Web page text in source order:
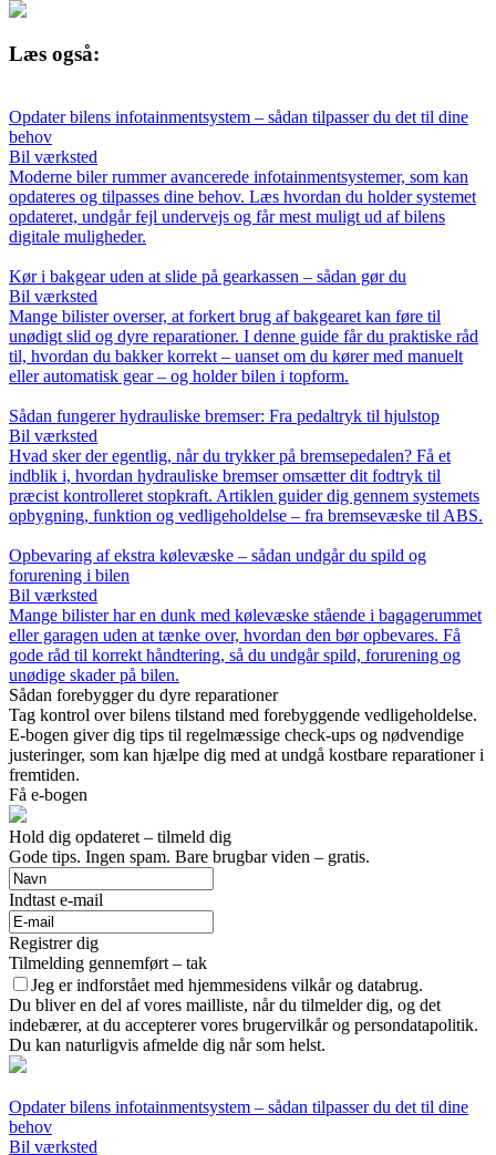
Læs også:
Opdater bilens infotainmentsystem – sådan tilpasser du det til dine
behov
Bil værksted
Moderne biler rummer avancerede infotainmentsystemer, som kan
opdateres og tilpasses dine behov. Læs hvordan du holder systemet
opdateret, undgår fejl undervejs og får mest muligt ud af bilens
digitale muligheder.
Kør i bakgear uden at slide på gearkassen – sådan gør du
Bil værksted
Mange bilister overser, at forkert brug af bakgearet kan føre til
unødigt slid og dyre reparationer. I denne guide får du praktiske råd
til, hvordan du bakker korrekt – uanset om du kører med manuelt
eller automatisk gear – og holder bilen i topform.
Sådan fungerer hydrauliske bremser: Fra pedaltryk til hjulstop
Bil værksted
Hvad sker der egentlig, når du trykker på bremsepedalen? Få et
indblik i, hvordan hydrauliske bremser omsætter dit fodtryk til
præcist kontrolleret stopkraft. Artiklen guider dig gennem systemets
opbygning, funktion og vedligeholdelse – fra bremsevæske til ABS.
Opbevaring af ekstra kølevæske – sådan undgår du spild og
forurening i bilen
Bil værksted
Mange bilister har en dunk med kølevæske stående i bagagerummet
eller garagen uden at tænke over, hvordan den bør opbevares. Få
gode råd til korrekt håndtering, så du undgår spild, forurening og
unødige skader på bilen.
Sådan forebygger du dyre reparationer
Tag kontrol over bilens tilstand med forebyggende vedligeholdelse.
E-bogen giver dig tips til regelmæssige check-ups og nødvendige
justeringer, som kan hjælpe dig med at undgå kostbare reparationer i
fremtiden.
Få e-bogen
Hold dig opdateret – tilmeld dig
Gode tips. Ingen spam. Bare brugbar viden – gratis.
Indtast e-mail
Registrer dig
Tilmelding gennemført – tak
Jeg er indforstået med hjemmesidens vilkår og databrug.
Du bliver en del af vores mailliste, når du tilmelder dig, og det
indebærer, at du accepterer vores brugervilkår og persondatapolitik.
Du kan naturligvis afmelde dig når som helst.
Opdater bilens infotainmentsystem – sådan tilpasser du det til dine
behov
Bil værksted